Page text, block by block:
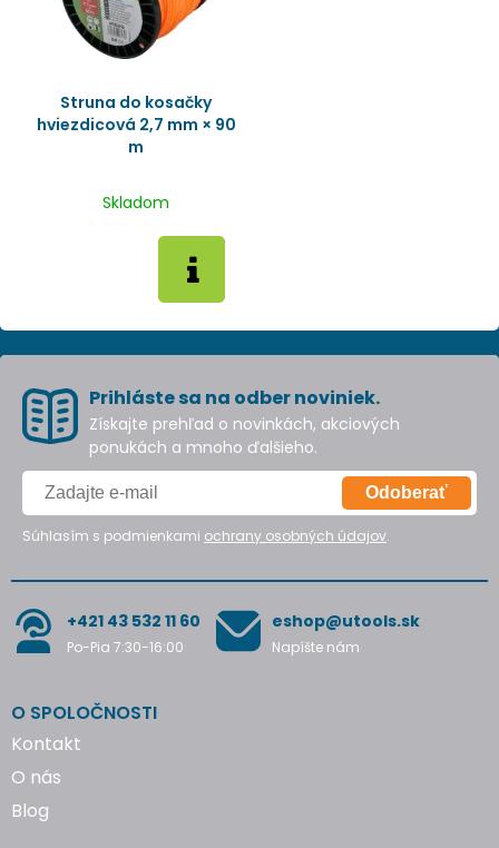
Struna do kosačky
hviezdicová 2,7 mm × 90
m
Skladom
Prihláste sa na odber noviniek.
Získajte prehľad o novinkách, akciových
ponukách a mnoho ďalšieho.
Odoberať
Súhlasím s podmienkami ochrany osobných údajov.
+421 43 532 11 60
Po-Pia 7:30-16:00
eshop@utools.sk
Napíšte nám
O SPOLOČNOSTI
Kontakt
O nás
Blog